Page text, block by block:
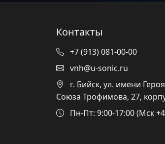
Контакты
+7 (913) 081-00-00
vnh@u-sonic.ru
г. Бийск, ул. имени
Союза Трофимова, 27,
Пн-Пт: 9:00-17:00 (Мск